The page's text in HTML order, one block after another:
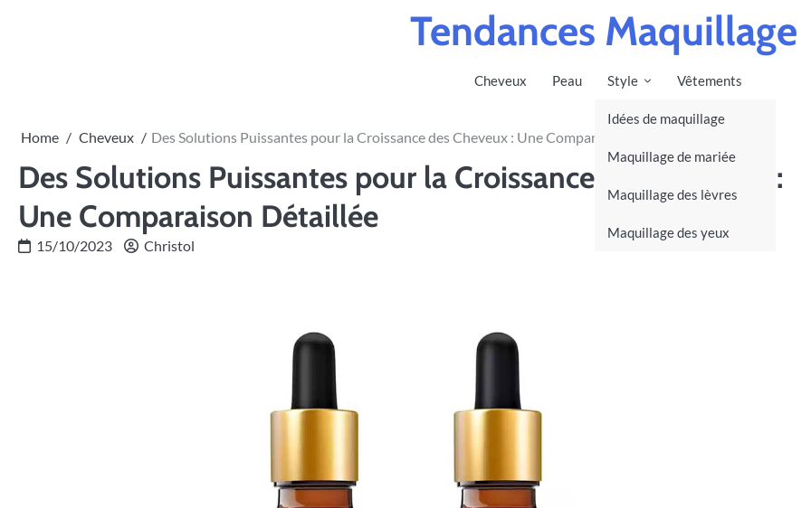
Tendances Maquillage
Cheveux Peau Style
Idées de maquillage
Maquillage de mariée
Maquillage des lèvres
Maquillage des yeux
Vêtements
Home Cheveux Des Solutions Puissantes pour la Croissance des Cheveux : Une Comparaison Détaillée
Des Solutions Puissantes pour la Croissance des Cheveux :
Une Comparaison Détaillée
15/10/2023 Christol